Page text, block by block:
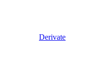
Derivate